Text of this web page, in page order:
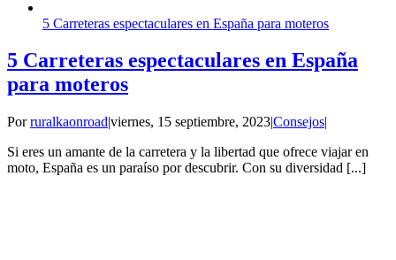
5 Carreteras espectaculares en España para moteros
5 Carreteras espectaculares en España
para moteros
Porruralkaonroad|viernes, 15 septiembre, 2023|Consejos|
Si eres un amante de la carretera y la libertad que ofrece viajar en
moto, España es un paraíso por descubrir. Con su diversidad [...]